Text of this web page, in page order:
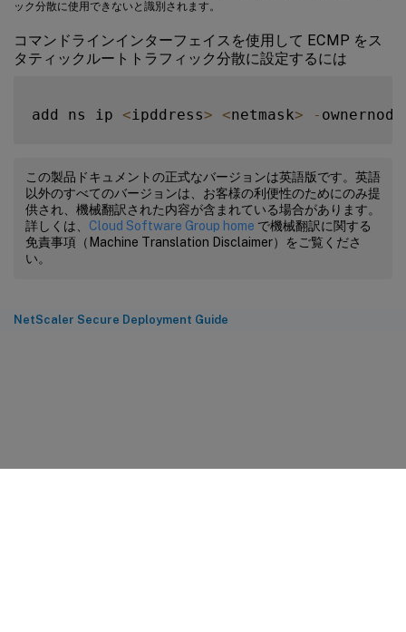
ック分散に使用できないと識別されます。
コマンドラインインターフェイスを使用して ECMP をス
タティックルートトラフィック分散に設定するには
add ns ip <ipddress> <netmask> -
この製品ドキュメントの正式なバージョンは英語版です。英語
以外のすべてのバージョンは、お客様の利便性のためにのみ提
供され、機械翻訳された内容が含まれている場合があります。
詳しくは、 Cloud Software Group home で機械翻訳に関する
免責事項（Machine Translation Disclaimer）をご覧くださ
い。
NetScaler Secure Deployment Guide